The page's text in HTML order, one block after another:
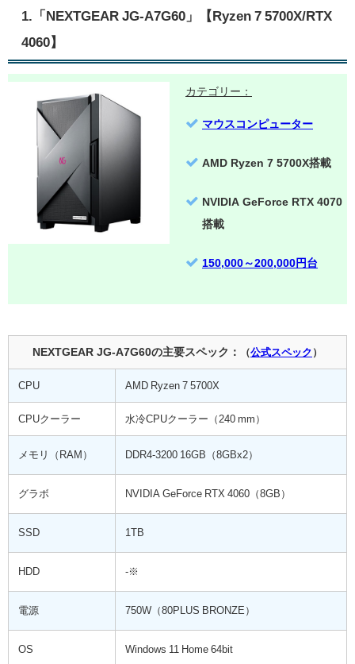
1.「NEXTGEAR JG-A7G60」【Ryzen 7 5700X/RTX
4060】
カテゴリー：
マウスコンピューター
AMD Ryzen 7 5700X搭載
NVIDIA GeForce RTX 4070
搭載
150,000～200,000円台
NEXTGEAR JG-A7G60の主要スペック： （公式スペック ）
CPU AMD Ryzen 7 5700X
CPUクーラー 水冷CPUクーラー（240 mm）
メモリ（RAM） DDR4-3200 16GB（8GBx2）
グラボ NVIDIA GeForce RTX 4060（8GB）
SSD 1TB
HDD -※
電源 750W（80PLUS BRONZE）
OS Windows 11 Home 64bit